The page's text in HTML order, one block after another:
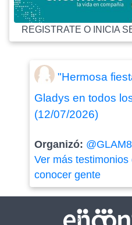
REGISTRATE O INICIA
"Hermosa
Gladys en todos
(12/07/2026)
Organizó: @GLAM8
Ver más
conocer gente